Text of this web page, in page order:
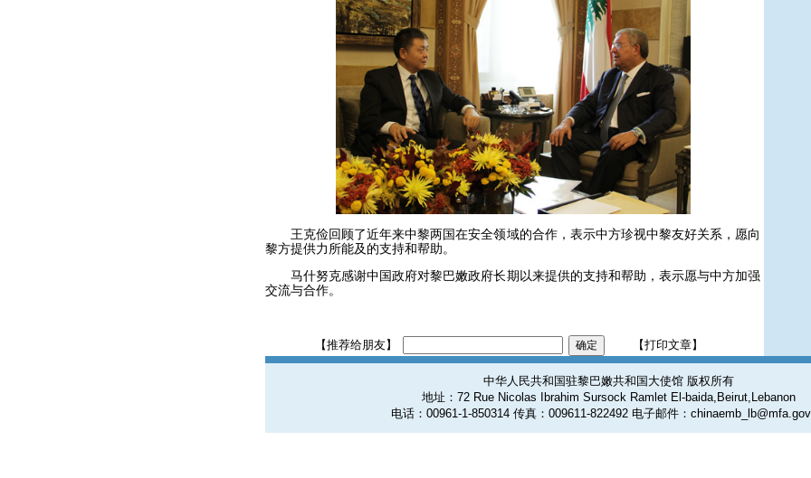
王克俭回顾了近年来中黎两国在安全领域的合作，表示中方珍视中黎友好关系，愿向
黎方提供力所能及的支持和帮助。
马什努克感谢中国政府对黎巴嫩政府长期以来提供的支持和帮助，表示愿与中方加强
交流与合作。
【推荐给朋友】 【打印文章】
中华人民共和国驻黎巴嫩共和国大使馆 版权所有
地址：72 Rue Nicolas Ibrahim Sursock Ramlet El-baida,Beirut,Lebanon
电话：00961-1-850314 传真：009611-822492 电子邮件：